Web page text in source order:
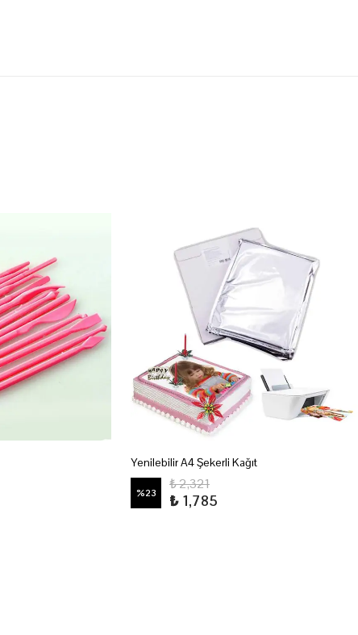
Yenilebilir A4 Şekerli Kağıt
%23
₺ 2,321
₺ 1,785